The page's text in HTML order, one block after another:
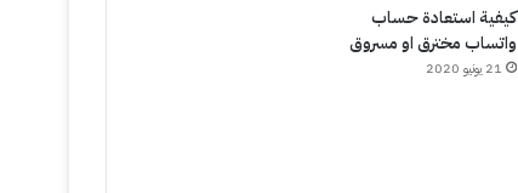
كيفية استعادة حساب
واتساب مخترق او مسروق
21 يونيو 2020